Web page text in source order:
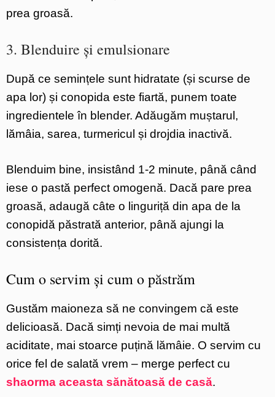
prea groasă.
3. Blenduire și emulsionare
După ce semințele sunt hidratate (și scurse de
apa lor) și conopida este fiartă, punem toate
ingredientele în blender. Adăugăm muștarul,
lămâia, sarea, turmericul și drojdia inactivă.
Blenduim bine, insistând 1-2 minute, până când
iese o pastă perfect omogenă. Dacă pare prea
groasă, adaugă câte o linguriță din apa de la
conopidă păstrată anterior, până ajungi la
consistența dorită.
Cum o servim și cum o păstrăm
Gustăm maioneza să ne convingem că este
delicioasă. Dacă simți nevoia de mai multă
aciditate, mai stoarce puțină lămâie. O servim cu
orice fel de salată vrem – merge perfect cu
shaorma aceasta sănătoasă de casă.